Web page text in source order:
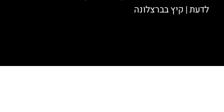
לדעת | קיץ בברצלונה